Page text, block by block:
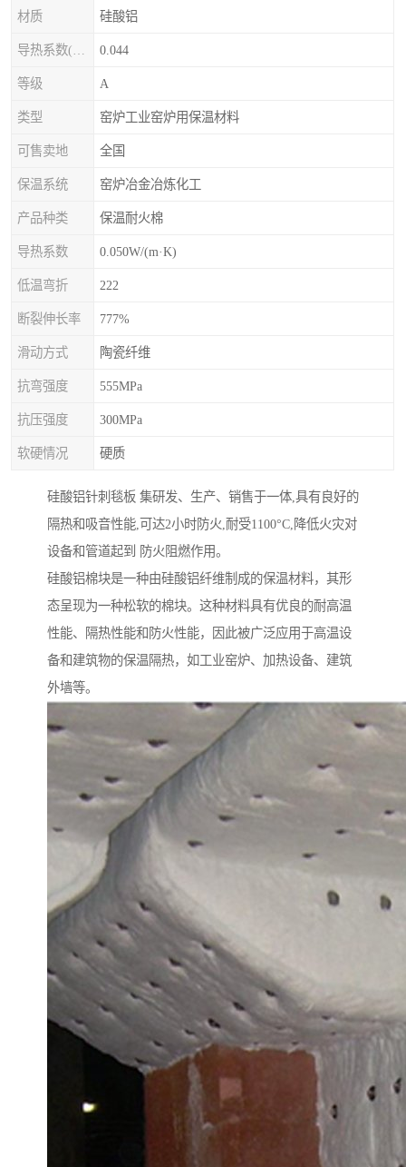
材质 硅酸铝
0.044
等级 A
类型 窑炉工业窑炉用保温材料
可售卖地 全国
保温系统 窑炉冶金冶炼化工
产品种类 保温耐火棉
导热系数 0.050W/(m·K)
低温弯折 222
断裂伸长率 777%
滑动方式 陶瓷纤维
抗弯强度 555MPa
抗压强度 300MPa
软硬情况 硬质
硅酸铝针刺毯板 集研发、生产、销售于一体,具有良好的
隔热和吸音性能,可达2小时防火,耐受1100°C,降低火灾对
设备和管道起到 防火阻燃作用。
硅酸铝棉块是一种由硅酸铝纤维制成的保温材料，其形
态呈现为一种松软的棉块。这种材料具有优良的耐高温
性能、隔热性能和防火性能，因此被广泛应用于高温设
备和建筑物的保温隔热，如工业窑炉、加热设备、建筑
外墙等。